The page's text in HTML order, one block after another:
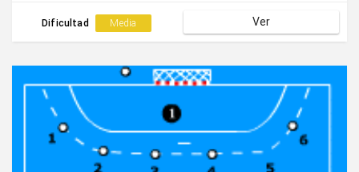
Dificultad Media Ver